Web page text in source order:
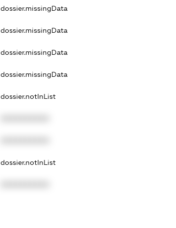
dossier.missingData
dossier.missingData
dossier.missingData
dossier.missingData
dossier.notInList
dossier.notInList